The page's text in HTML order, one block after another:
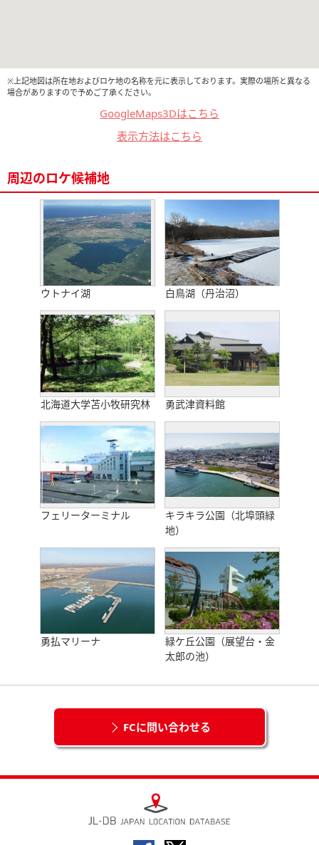
※上記地図は所在地およびロケ地の名称を元に表示しております。実際の場所と異なる
場合がありますので予めご了承ください。
GoogleMaps3Dはこちら
表示方法はこちら
周辺のロケ候補地
ウトナイ湖 白鳥湖（丹治沼）
北海道大学苫小牧研究林 勇武津資料館
フェリーターミナル
キラキラ公園（北埠頭緑
地）
勇払マリーナ
緑ケ丘公園（展望台・金
太郎の池）
FCに問い合わせる